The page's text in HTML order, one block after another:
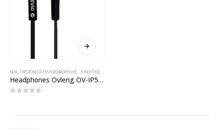
N/A ΠΡΟΪΌΝΤΑ ΠΛΗΡΟΦΟΡΙΚΉΣ - ΚΙΝΗΤΉΣ ΤΗΛΕΦΩΝΊΑΣ - ΗΛΕΚΤΡΟΝΙΚΆ
Headphones Ovleng OV-IP530 with micprophone, audio, multicolor – 20246